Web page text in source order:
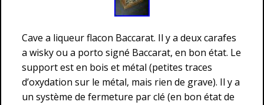
Cave a liqueur flacon Baccarat. Il y a deux carafes
a wisky ou a porto signé Baccarat, en bon état. Le
support est en bois et métal (petites traces
d’oxydation sur le métal, mais rien de grave). Il y a
un système de fermeture par clé (en bon état de